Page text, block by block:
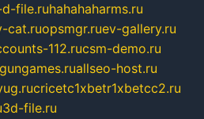
file.ruhahahaharms.ru
cat.ruopsmgr.ruev-gallery.ru
112.rucsm-demo.ru
allseo-host.ru
cricetc1xbetr1xbetcc2.ru
3d-file.ru